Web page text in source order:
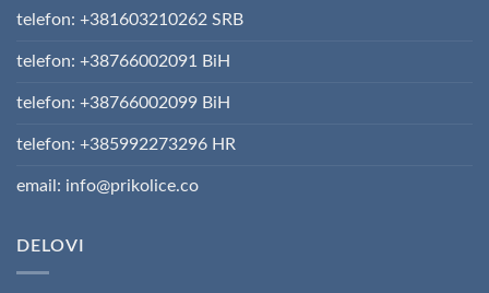
telefon: +381603210262 SRB
telefon: +38766002091 BiH
telefon: +38766002099 BiH
telefon: +385992273296 HR
email: info@prikolice.co
DELOVI